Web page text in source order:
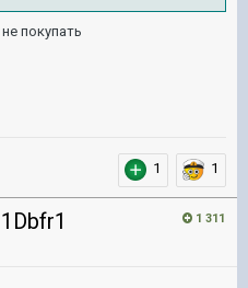
покупать
1 1
1 311